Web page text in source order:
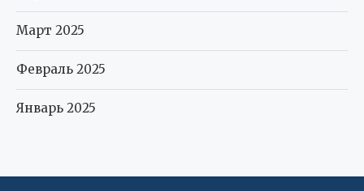
Март 2025
Февраль 2025
Январь 2025